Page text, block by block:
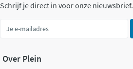
Schrijf je direct in voor onze nieuwsbrief.
Over Plein